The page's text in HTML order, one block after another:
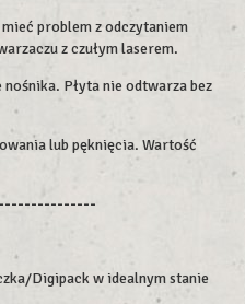
problem z odczytaniem
z czułym laserem.
Płyta nie odtwarza bez
lub pęknięcia. Wartość
Digipack w idealnym stanie